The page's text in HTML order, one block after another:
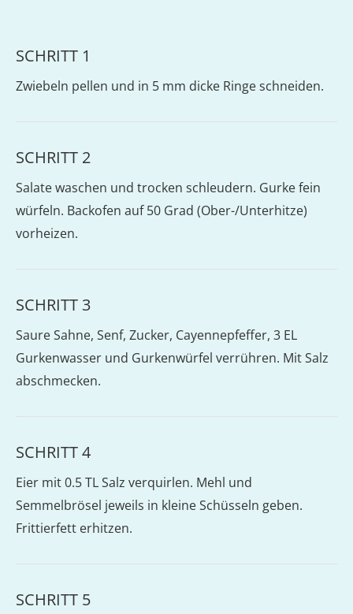
SCHRITT 1
Zwiebeln pellen und in 5 mm dicke Ringe schneiden.
SCHRITT 2
Salate waschen und trocken schleudern. Gurke fein
würfeln. Backofen auf 50 Grad (Ober-/Unterhitze)
vorheizen.
SCHRITT 3
Saure Sahne, Senf, Zucker, Cayennepfeffer, 3 EL
Gurkenwasser und Gurkenwürfel verrühren. Mit Salz
abschmecken.
SCHRITT 4
Eier mit 0.5 TL Salz verquirlen. Mehl und
Semmelbrösel jeweils in kleine Schüsseln geben.
Frittierfett erhitzen.
SCHRITT 5